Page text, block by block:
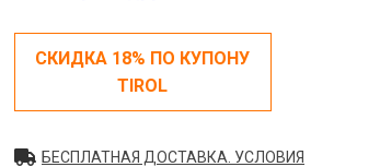
СКИДКА 18% ПО КУПОНУ
TIROL
БЕСПЛАТНАЯ ДОСТАВКА. УСЛОВИЯ